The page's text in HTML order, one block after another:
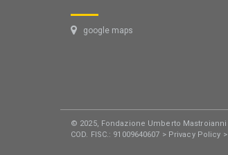
google maps
© 2025, Fondazione Umberto Mastroianni
COD. FISC.: 91009640607 > Privacy Policy >